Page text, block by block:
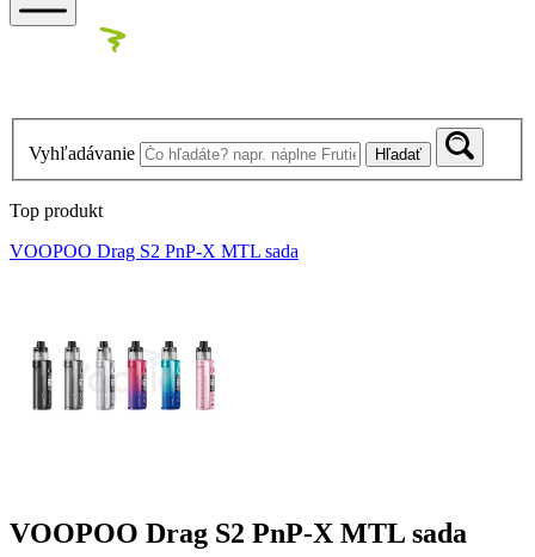
Vyhľadávanie Hľadať
Top produkt
VOOPOO Drag S2 PnP-X MTL sada
VOOPOO Drag S2 PnP-X MTL sada